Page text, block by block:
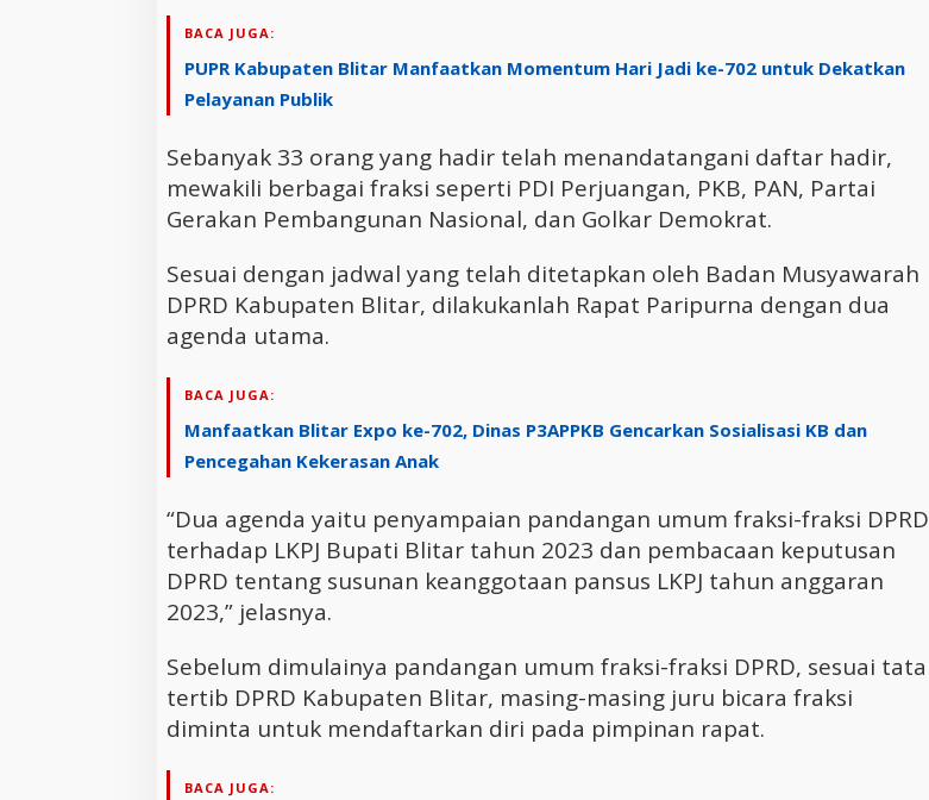
BACA JUGA:
PUPR Kabupaten Blitar Manfaatkan Momentum Hari Jadi ke-702 untuk Dekatkan
Pelayanan Publik
Sebanyak 33 orang yang hadir telah menandatangani daftar hadir,
mewakili berbagai fraksi seperti PDI Perjuangan, PKB, PAN, Partai
Gerakan Pembangunan Nasional, dan Golkar Demokrat.
Sesuai dengan jadwal yang telah ditetapkan oleh Badan Musyawarah
DPRD Kabupaten Blitar, dilakukanlah Rapat Paripurna dengan dua
agenda utama.
BACA JUGA:
Manfaatkan Blitar Expo ke-702, Dinas P3APPKB Gencarkan Sosialisasi KB dan
Pencegahan Kekerasan Anak
“Dua agenda yaitu penyampaian pandangan umum fraksi-fraksi DPRD
terhadap LKPJ Bupati Blitar tahun 2023 dan pembacaan keputusan
DPRD tentang susunan keanggotaan pansus LKPJ tahun anggaran
2023,” jelasnya.
Sebelum dimulainya pandangan umum fraksi-fraksi DPRD, sesuai tata
tertib DPRD Kabupaten Blitar, masing-masing juru bicara fraksi
diminta untuk mendaftarkan diri pada pimpinan rapat.
BACA JUGA: